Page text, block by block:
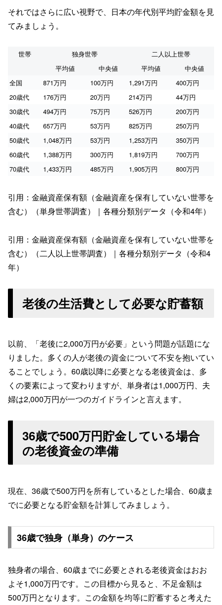
それではさらに広い視野で、日本の年代別平均貯金額を見
てみましょう。
世帯 独身世帯
二人以上世帯
平均値
中央値 平均値
中央値
全国
871万円 100万円 1,291万円
400万円
20歳代
176万円 20万円 214万円
44万円
30歳代
494万円 75万円 526万円
200万円
40歳代
657万円 53万円 825万円
250万円
50歳代
1,048万円 53万円 1,253万円
350万円
60歳代
1,388万円 300万円 1,819万円
700万円
70歳代
1,433万円 485万円 1,905万円 800万円
引用：金融資産保有額（金融資産を保有していない世帯を
含む）（単身世帯調査）｜各種分類別データ（令和4年）
引用：金融資産保有額（金融資産を保有していない世帯を
含む）（二人以上世帯調査）｜各種分類別データ（令和4
年）
老後の生活費として必要な貯蓄額
以前、「老後に2,000万円が必要」という問題が話題にな
りました。多くの人が老後の資金について不安を抱いてい
ることでしょう。60歳以降に必要となる老後資金は、多
くの要素によって変わりますが、単身者は1,000万円、夫
婦は2,000万円が一つのガイドラインと言えます。
36歳で500万円貯金している場合
の老後資金の準備
現在、36歳で500万円を所有しているとした場合、60歳ま
でに必要となる貯金額を計算してみましょう。
36歳で独身（単身）のケース
独身者の場合、60歳までに必要とされる老後資金はおお
よそ1,000万円です。この目標から見ると、不足金額は
500万円となります。この金額を均等に貯蓄すると考えた